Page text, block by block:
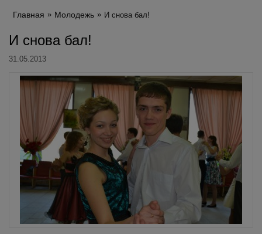
Главная Молодежь И снова бал!
И снова бал!
31.05.2013